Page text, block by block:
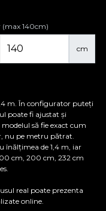
cm
(max 140cm)
m. În configurator puteți
poate fi ajustat și
să fie exact cum
nu pe metru pătrat.
înălțimea de 1,4 m, iar
cm, 200 cm, 232 cm
real poate prezenta
online.